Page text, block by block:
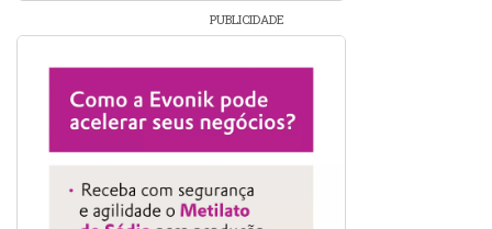
PUBLICIDADE